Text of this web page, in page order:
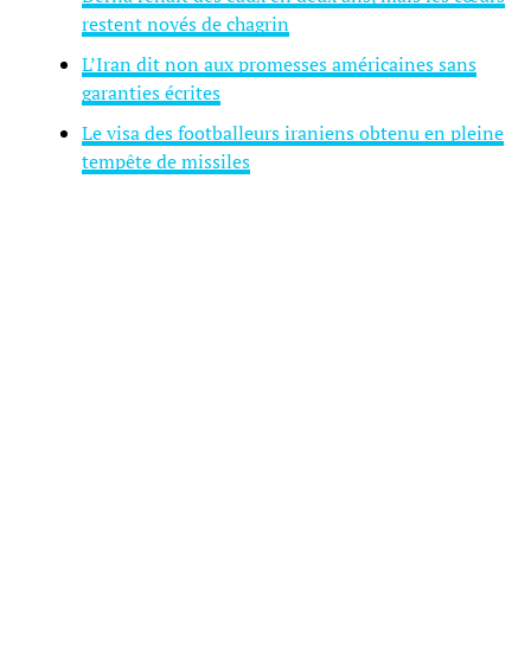
restent noyés de chagrin
L’Iran dit non aux promesses américaines sans
garanties écrites
Le visa des footballeurs iraniens obtenu en pleine
tempête de missiles